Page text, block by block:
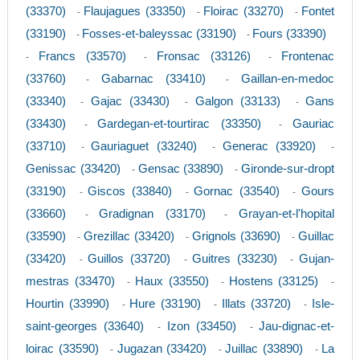
(33370) - Flaujagues (33350) - Floirac (33270) - Fontet
(33190)
- Fosses-et-baleyssac (33190) - Fours (33390)
- Francs (33570) - Fronsac (33126) -
Frontenac
(33760)
- Gabarnac (33410) -Gaillan-en-medoc
(33340)
- Gajac (33430) - Galgon (33133) -Gans
(33430)
-Gardegan-et-tourtirac (33350) -Gauriac
(33710)
-Gauriaguet (33240) - Generac (33920) -
Genissac (33420) - Gensac (33890) -Gironde-sur-dropt
(33190)
-Giscos (33840) -Gornac (33540) -Gours
(33660)
-Gradignan (33170) -Grayan-et-l'hopital
(33590)
- Grezillac (33420) -Grignols (33690) -Guillac
(33420)
-Guillos (33720) -Guitres (33230) -Gujan-
mestras (33470)
- Haux (33550) - Hostens (33125) -
Hourtin (33990) - Hure (33190) - Illats (33720) -
Isle-
saint-georges (33640)
- Izon (33450) -Jau-dignac-et-
loirac (33590)
- Jugazan (33420) -Juillac (33890) - La